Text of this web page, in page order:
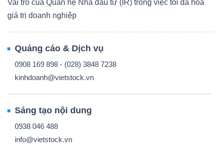
Vai trò của Quan hệ Nhà đầu tư (IR) trong việc tối đa hóa
giá trị doanh nghiệp
Quảng cáo & Dịch vụ
0908 169 898 - (028) 3848 7238
kinhdoanh@vietstock.vn
Sáng tạo nội dung
0938 046 488
info@vietstock.vn